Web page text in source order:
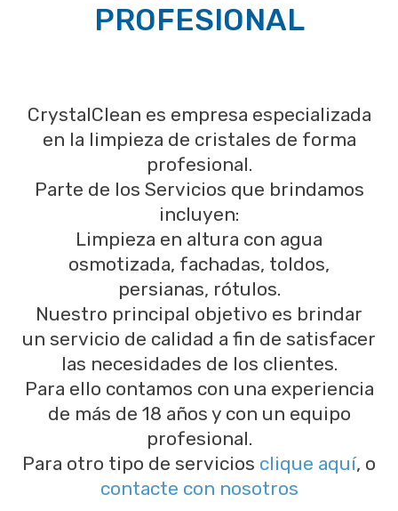
PROFESIONAL
CrystalClean es empresa especializada
en la limpieza de cristales de forma
profesional.
Parte de los Servicios que brindamos
incluyen:
Limpieza en altura con agua
osmotizada, fachadas, toldos,
persianas, rótulos.
Nuestro principal objetivo es brindar
un servicio de calidad a fin de satisfacer
las necesidades de los clientes.
Para ello contamos con una experiencia
de más de 18 años y con un equipo
profesional.
Para otro tipo de servicios clique aquí, o
contacte con nosotros